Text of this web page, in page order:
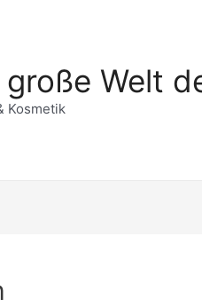
große Welt
Kosmetik